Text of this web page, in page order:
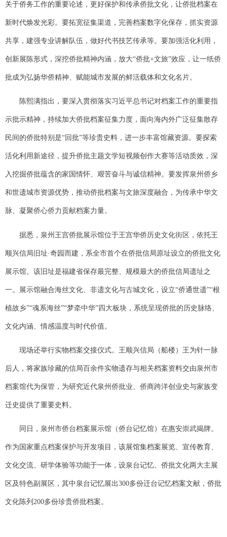
关于侨务工作的重要论述，更好保护和传承侨批文化，让侨批档案在
新时代焕发光彩。要拓宽征集渠道，完善档案数字化保存，抓实资源
共享，建强专业讲解队伍，做好代书技艺传承等。要加强活化利用，
创新展陈形式，深挖侨批精神内涵，放大“侨批+文旅”效应，让一纸侨
批成为弘扬华侨精神、赋能城市发展的鲜活载体和文化名片。
陈熙满指出，要深入贯彻落实习近平总书记对档案工作的重要指
示批示精神，持续加大侨批档案征集力度，面向海内外广泛征集散存
民间的侨批特别是“回批”等珍贵史料，进一步丰富馆藏资源。要探索
活化利用新途径，提升侨批主题文学短视频创作大赛等活动质效，深
入挖掘侨批蕴含的家国情怀、艰苦奋斗与诚信精神。要发挥泉州侨乡
和世遗城市资源优势，推动侨批档案与文旅深度融合，为传承中华文
脉、凝聚侨心侨力贡献档案力量。
据悉，泉州王宫侨批展示馆位于王宫华侨历史文化街区，依托王
顺兴信局旧址·奇园而建，系全市首个在侨批信局原址设立的侨批文化
展示馆。该旧址是福建省保存最完整、规模最大的侨批信局遗址之
一。展示馆融合海丝文化、非遗文化与古城文化，设立“侨通世遗”“根
植故乡”“魂系海丝”“梦牵中华”四大板块，系统呈现侨批的历史脉络、
文化内涵、情感温度与时代价值。
现场还举行实物档案交接仪式。王顺兴信局（船楼）王为针一脉
后人，将家族珍藏的信局百余件实物遗存与相关档案资料交由泉州市
档案馆代为保管，为研究近代泉州侨批业、侨商跨洋创业史与家族变
迁史提供了重要史料。
同日，泉州市侨台档案展示馆（侨台记忆馆）在惠安崇武揭牌。
作为国家重点档案保护与开发项目，该展馆集档案展览、宣传教育、
文化交流、研学体验等功能于一体，设泉台记忆、侨批文化两大主展
区及特色副展区，其中泉台记忆展出300多份迁台记忆档案文献，侨批
文化陈列200多份珍贵侨批档案。